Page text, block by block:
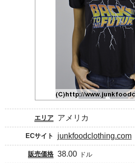
エリア アメリカ
ECサイト junkfoodclothing.com
販売価格 38.00 ドル